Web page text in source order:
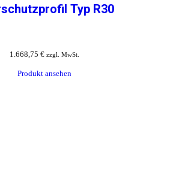
Typ R30
1.668,75 € zzgl. MwSt.
Produkt ansehen